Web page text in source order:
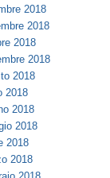
2018
2018
2018
2018
2018
2018
2018
2018
2018
2018